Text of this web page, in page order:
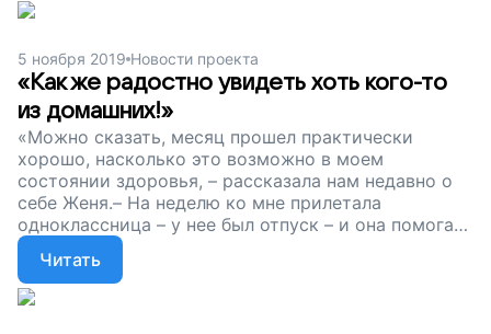
5 ноября 2019 Новости проекта
«Как же радостно увидеть хоть кого-то
из домашних!»
«Можно сказать, месяц прошел практически
хорошо, насколько это возможно в моем
состоянии здоровья, – рассказала нам недавно о
себе Женя.– На неделю ко мне прилетала
одноклассница – у нее был отпуск – и она помогала
мне по квартире, готовила, ходила в магазин…»
Читать